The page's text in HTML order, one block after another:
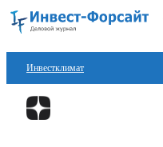
Инвестклимат
Финансы